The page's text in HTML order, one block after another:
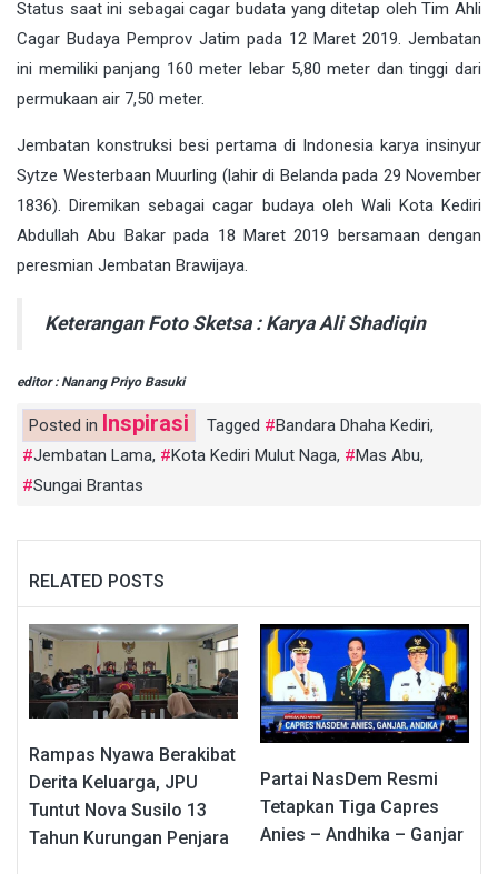
Status saat ini sebagai cagar budata yang ditetap oleh Tim Ahli
Cagar Budaya Pemprov Jatim pada 12 Maret 2019. Jembatan
ini memiliki panjang 160 meter lebar 5,80 meter dan tinggi dari
permukaan air 7,50 meter.
Jembatan konstruksi besi pertama di Indonesia karya insinyur
Sytze Westerbaan Muurling (lahir di Belanda pada 29 November
1836). Diremikan sebagai cagar budaya oleh Wali Kota Kediri
Abdullah Abu Bakar pada 18 Maret 2019 bersamaan dengan
peresmian Jembatan Brawijaya.
Keterangan Foto Sketsa : Karya Ali Shadiqin
editor : Nanang Priyo Basuki
Posted in Inspirasi Tagged Bandara Dhaha Kediri,
Jembatan Lama, Kota Kediri Mulut Naga, Mas Abu,
Sungai Brantas
RELATED POSTS
Rampas Nyawa Berakibat
Derita Keluarga, JPU
Tuntut Nova Susilo 13
Tahun Kurungan Penjara
Partai NasDem Resmi
Tetapkan Tiga Capres
Anies – Andhika – Ganjar